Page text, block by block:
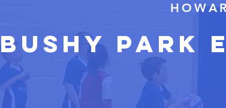
Bushy Park